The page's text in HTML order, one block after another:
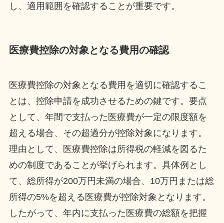
し、適用範囲を確認することが重要です。
医療費控除の対象となる費用の確認
医療費控除の対象となる費用を適切に確認するこ
とは、控除申請を成功させるための鍵です。要点
として、年間で支払った医療費が一定の限度額を
超える場合、その超過分が控除対象になります。
理由として、医療費控除は所得税の軽減を図るた
めの制度であることが挙げられます。具体例とし
て、総所得が200万円未満の場合、10万円または総
所得の5%を超える医療費が控除対象となります。
したがって、年内に支払った医療費の総額を把握